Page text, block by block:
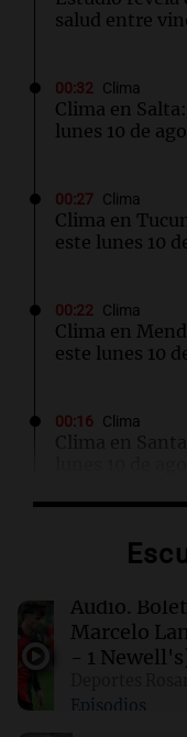
salud entre
00:32 Clima
Clima en
lunes 10 de
00:27 Clima
Clima en
este lunes 10
00:22 Clima
Clima en
este lunes 10
00:16 Clima
Clima en
Colombia
militar
00:11 Clima
lunes 10 de
Audio.
Marcelo
- 1
Episodios